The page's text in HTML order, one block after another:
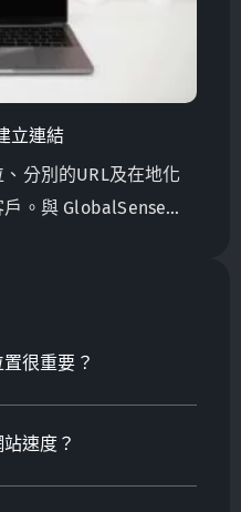
立連結
分別的URL及在地化
。與 GlobalSense
很重要？
速度？